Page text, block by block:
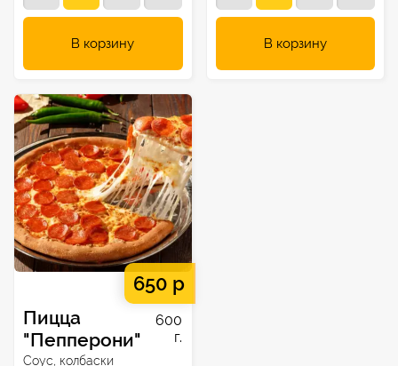
В корзину В корзину
650 р
Пицца
"Пепперони"
600
г.
Соус, колбаски